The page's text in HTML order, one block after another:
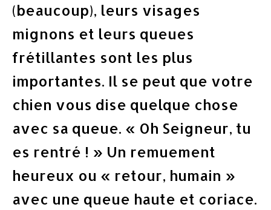
(beaucoup), leurs visages
mignons et leurs queues
frétillantes sont les plus
importantes. Il se peut que votre
chien vous dise quelque chose
avec sa queue. « Oh Seigneur, tu
es rentré ! » Un remuement
heureux ou « retour, humain »
avec une queue haute et coriace.